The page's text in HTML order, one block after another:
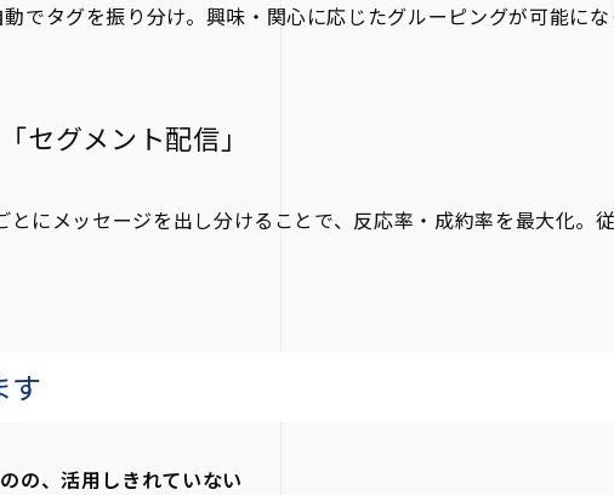
でタグを振り分け。興味・関心に応じたグルーピングが可能にな
セグメント配信」
にメッセージを出し分けることで、反応率・成約率を最大化。
す
の、活用しきれていない